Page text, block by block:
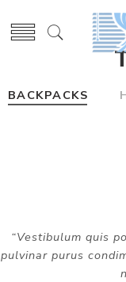
BACKPACKS
“Vestibulum quis
pulvinar purus